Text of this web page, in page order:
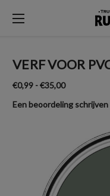
VERF VOOR
€0,99 - €35,00
Een beoordeling schrijven